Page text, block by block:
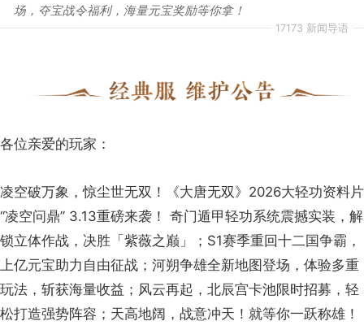
17173 新闻导语
场，夺宝战令福利，海量元宝奖励等你拿！
各位亲爱的玩家：
凌空破万象，惊尘世无双！《大唐无双》2026大轻功资料片
“凌空问鼎” 3.13重磅来袭！ 奇门遁甲轻功系统震撼实装，解
锁立体作战，决胜「紫薇之巅」；S1赛季重回十二国争霸，
上亿元宝助力自由征战；河朔争雄全新地图登场，体验多重
玩法，斩获海量收益；风云再起，北辰宫卡池限时招募，轻
松打造强势阵容；天高地阔，战意冲天！就等你一跃称雄！